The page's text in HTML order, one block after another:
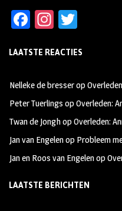
Fa
b
oo
k
In
ag
m
tt
LAATSTE REACTIES
Nelleke de bresserop
Peter Tuerlings opOverleden:
Twan de JonghopOverleden:
Jan van Engelenop Probleem
Jan en Roos van Engelenop
LAATSTE BERICHTEN